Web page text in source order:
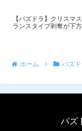
【パズドラ】クリスマ
ランスタイプ剥奪が下
ホーム パズド
パズ